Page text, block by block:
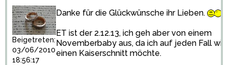
Beigetreten:
03/06/2010
18:56:17
Danke für die Glückwünsche ihr Lieben.
ET ist der 2.12.13, ich geh aber von einem
Novemberbaby aus, da ich auf jeden Fall
einen Kaiserschnitt möchte.